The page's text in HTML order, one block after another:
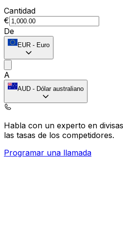
Cantidad
€
De
EUR - Euro
A
AUD - Dólar australiano
Habla con un experto en
las tasas de los competidores.
Programar una llamada